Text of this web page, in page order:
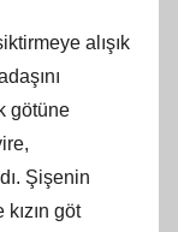
alışık
götüne
Şişenin
göt